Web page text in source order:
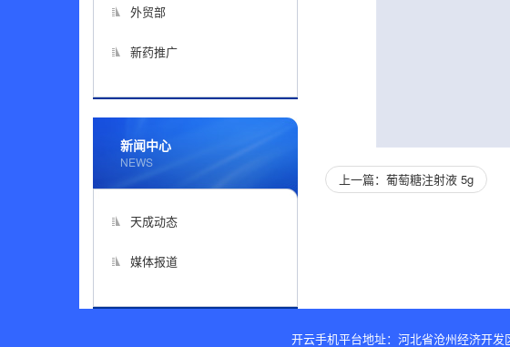
外贸部
新药推广
新闻中心
NEWS
天成动态
媒体报道
上一篇：葡萄糖注射液 5g
开云手机平台地址：河北省沧州经济开